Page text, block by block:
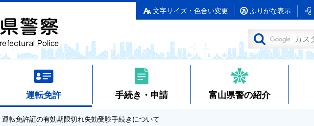
文字サイズ・色合い変更 ふりがな表示
運転免許 手続き・申請 富山県警の紹介
運転免許証の有効期限切れ失効受験手続きについて